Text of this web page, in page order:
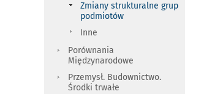
Zmiany strukturalne grup
podmiotów
Inne
Porównania
Międzynarodowe
Przemysł. Budownictwo.
Środki trwałe